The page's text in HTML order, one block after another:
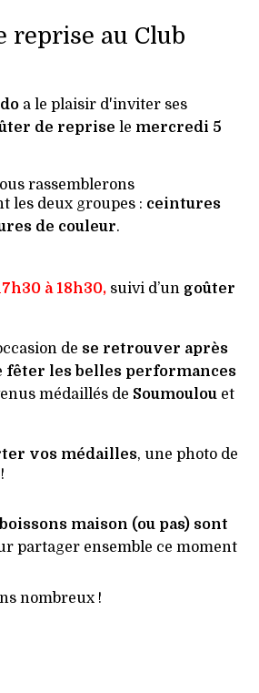
reprise au Club
a le plaisir d'inviter ses
de reprise le mercredi 5
rassemblerons
les deux groupes : ceintures
de couleur.
à 18h30, suivi d’un goûter
de se retrouver après
fêter les belles performances
médaillés de Soumoulou et
vos médailles, une photo de
maison (ou pas) sont
partager ensemble ce moment
nombreux !